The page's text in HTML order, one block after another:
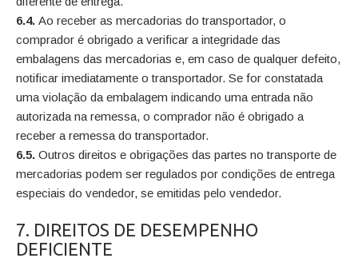
6.4.Ao receber as mercadorias do transportador, o
comprador é obrigado a verificar a integridade das
embalagens das mercadorias e, em caso de qualquer defeito,
notificar imediatamente o transportador. Se for constatada
uma violação da embalagem indicando uma entrada não
autorizada na remessa, o comprador não é obrigado a
receber a remessa do transportador.
6.5.Outros direitos e obrigações das partes no transporte de
mercadorias podem ser regulados por condições de entrega
especiais do vendedor, se emitidas pelo vendedor.
7. DIREITOS DE DESEMPENHO
DEFICIENTE